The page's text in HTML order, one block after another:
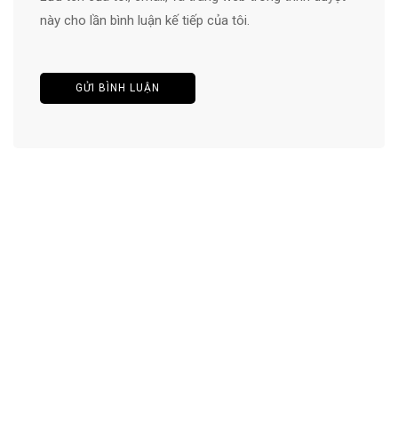
này cho lần bình luận kế tiếp của tôi.